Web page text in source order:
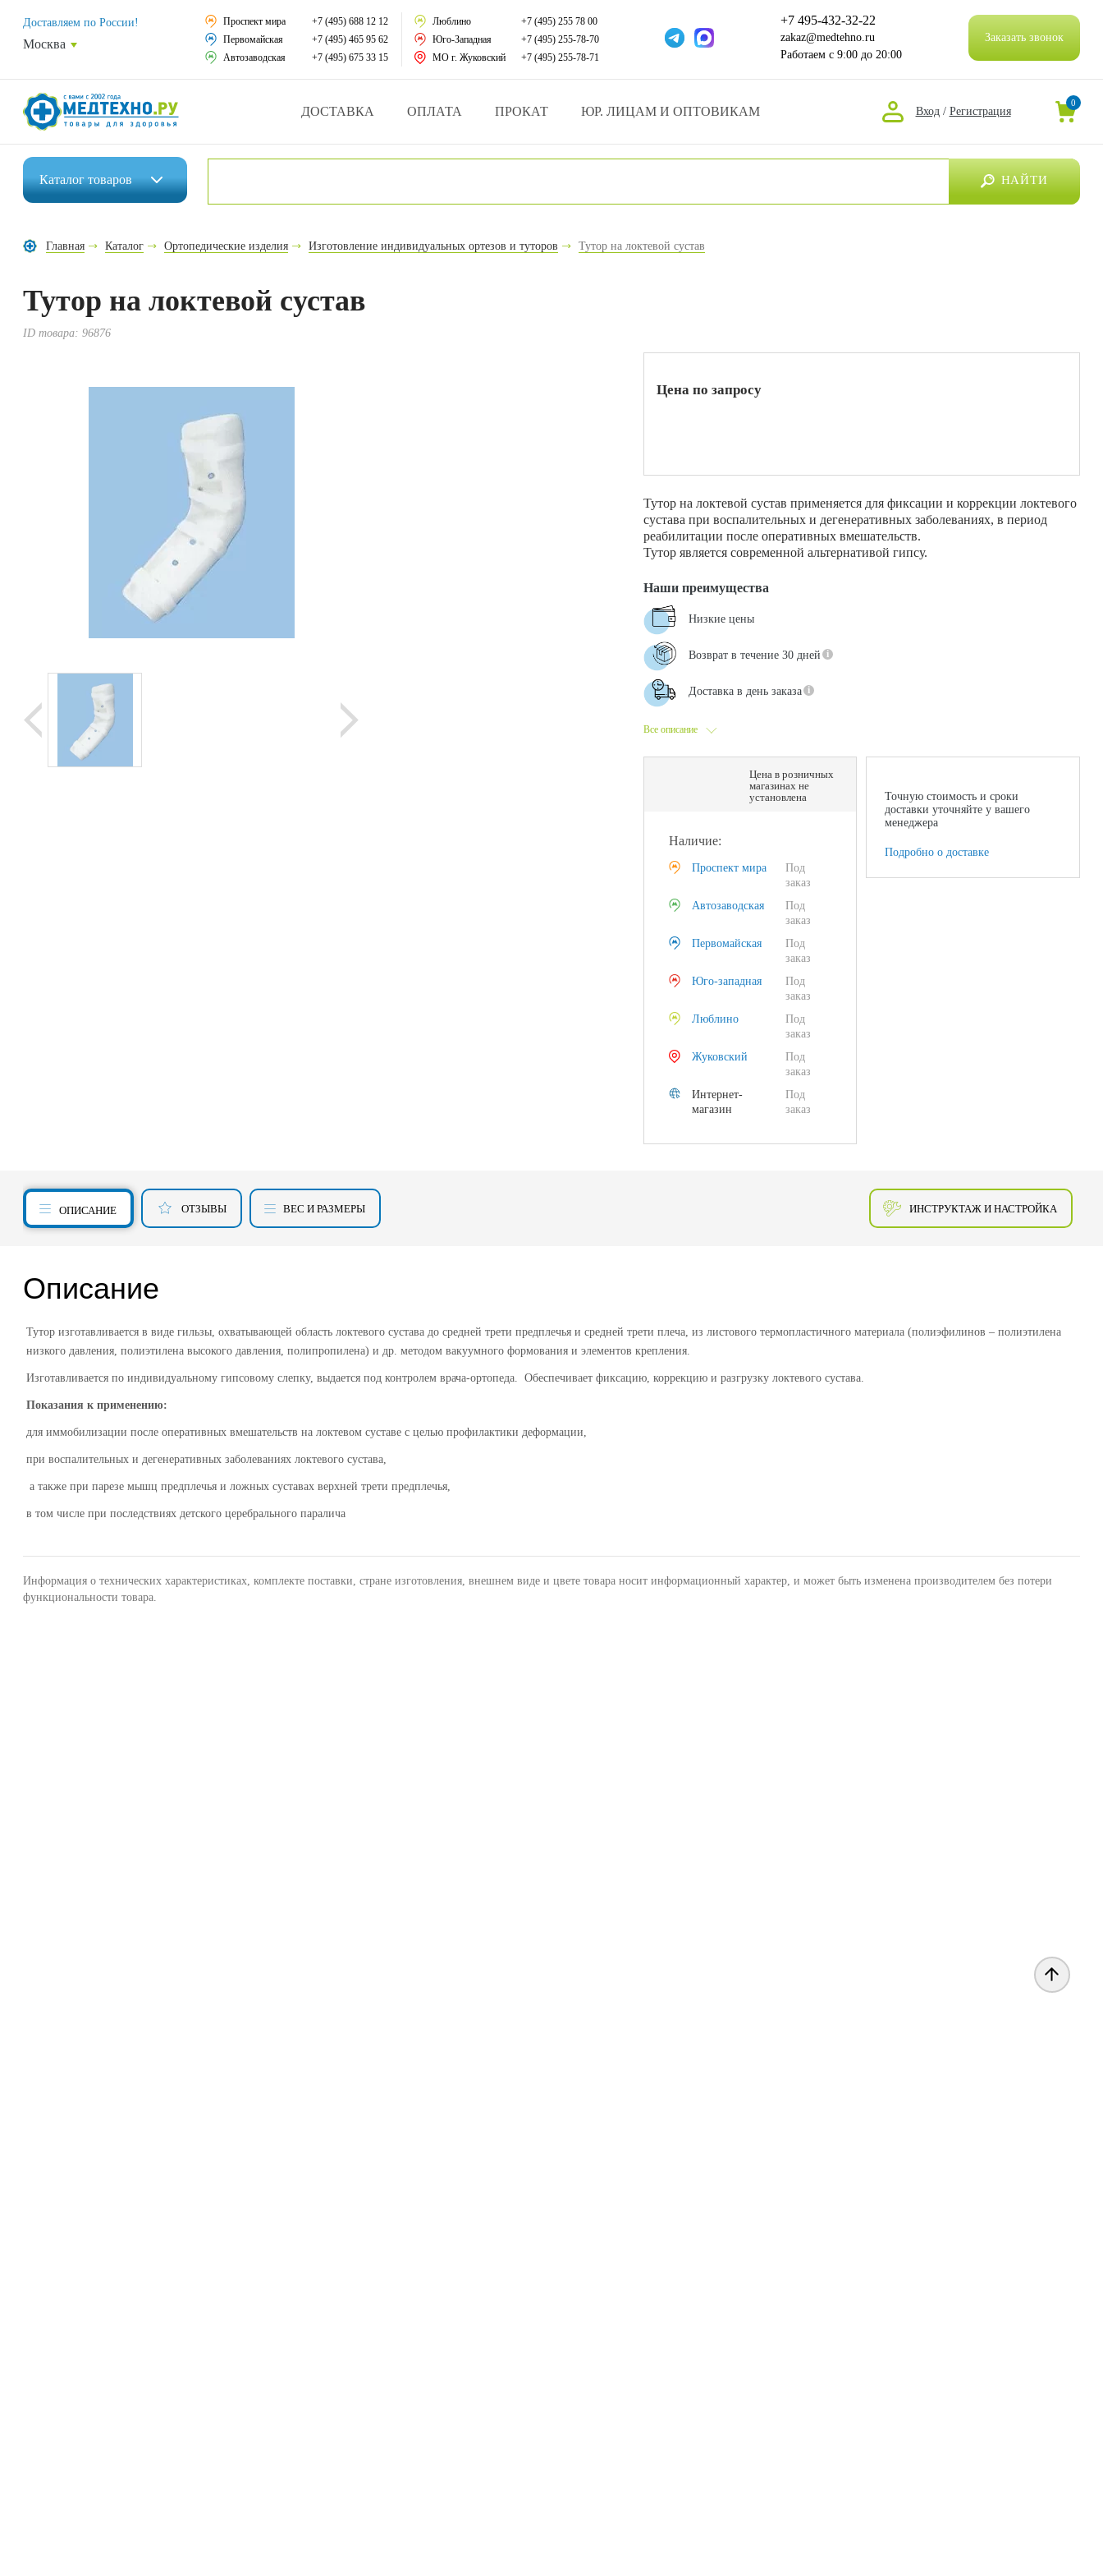
Средства реабилитации
Средства по уходу за больными
Домашняя медтехника
Уникальные и полезные товары
Доставляем по России!
Москва
Проспект мира
+7 (495) 688 12 12
Первомайская
+7 (495) 465 95 62
Автозаводская
+7 (495) 675 33 15
Люблино
+7 (495) 255 78 00
Юго-Западная
+7 (495) 255-78-70
МО г. Жуковский
+7 (495) 255-78-71
+7 495-432-32-22
zakaz@medtehno.ru
Работаем с 9:00 до 20:00
Заказать звонок
ДОСТАВКА ОПЛАТА ПРОКАТ ЮР. ЛИЦАМ И ОПТОВИКАМ Вход / Регистрация
0
Каталогтоваров
Средства по уходу за больными
Ортопедические изделия
Товары для красоты и здоровья
Товары для врачей и мед.учреждений
Уникальные и полезные товары
Распродажа
НАЙТИ
Главная Каталог Ортопедические изделия Изготовление индивидуальных ортезов и туторов Тутор на локтевой сустав
Тутор на локтевой сустав
ID товара:96876
Цена по запросу
Тутор на локтевой сустав применяется для фиксации и коррекции локтевого
сустава при воспалительных и дегенеративных заболеваниях, в период
реабилитации после оперативных вмешательств.
Тутор является современной альтернативой гипсу.
Все описание
Наши преимущества
Низкие цены
Возврат в течение 30 дней
Доставка в день заказа
Цена в розничных
магазинах не
установлена
Наличие:
Проспект мира
Под
заказ
Автозаводская
Под
заказ
Первомайская
Под
заказ
Юго-западная
Под
заказ
Люблино
Под
заказ
Жуковский
Под
заказ
Интернет-
магазин
Под
заказ
Точную стоимость и сроки
доставки уточняйте у вашего
менеджера
Подробно о доставке
ОПИСАНИЕ ОТЗЫВЫ ВЕС И РАЗМЕРЫ ИНСТРУКТАЖ И НАСТРОЙКА
Описание
Тутор изготавливается в виде гильзы, охватывающей область локтевого сустава до средней трети предплечья и средней трети плеча, из листового термопластичного материала (полиэфилинов – полиэтилена
низкого давления, полиэтилена высокого давления, полипропилена) и др. методом вакуумного формования и элементов крепления.
Изготавливается по индивидуальному гипсовому слепку, выдается под контролем врача-ортопеда. Обеспечивает фиксацию, коррекцию и разгрузку локтевого сустава.
Показания к применению:
для иммобилизации после оперативных вмешательств на локтевом суставе с целью профилактики деформации,
при воспалительных и дегенеративных заболеваниях локтевого сустава,
а также при парезе мышц предплечья и ложных суставах верхней трети предплечья,
в том числе при последствиях детского церебрального паралича
Информация о технических характеристиках, комплекте поставки, стране изготовления, внешнем виде и цвете товара носит информационный характер, и может быть изменена производителем без потери
функциональности товара.